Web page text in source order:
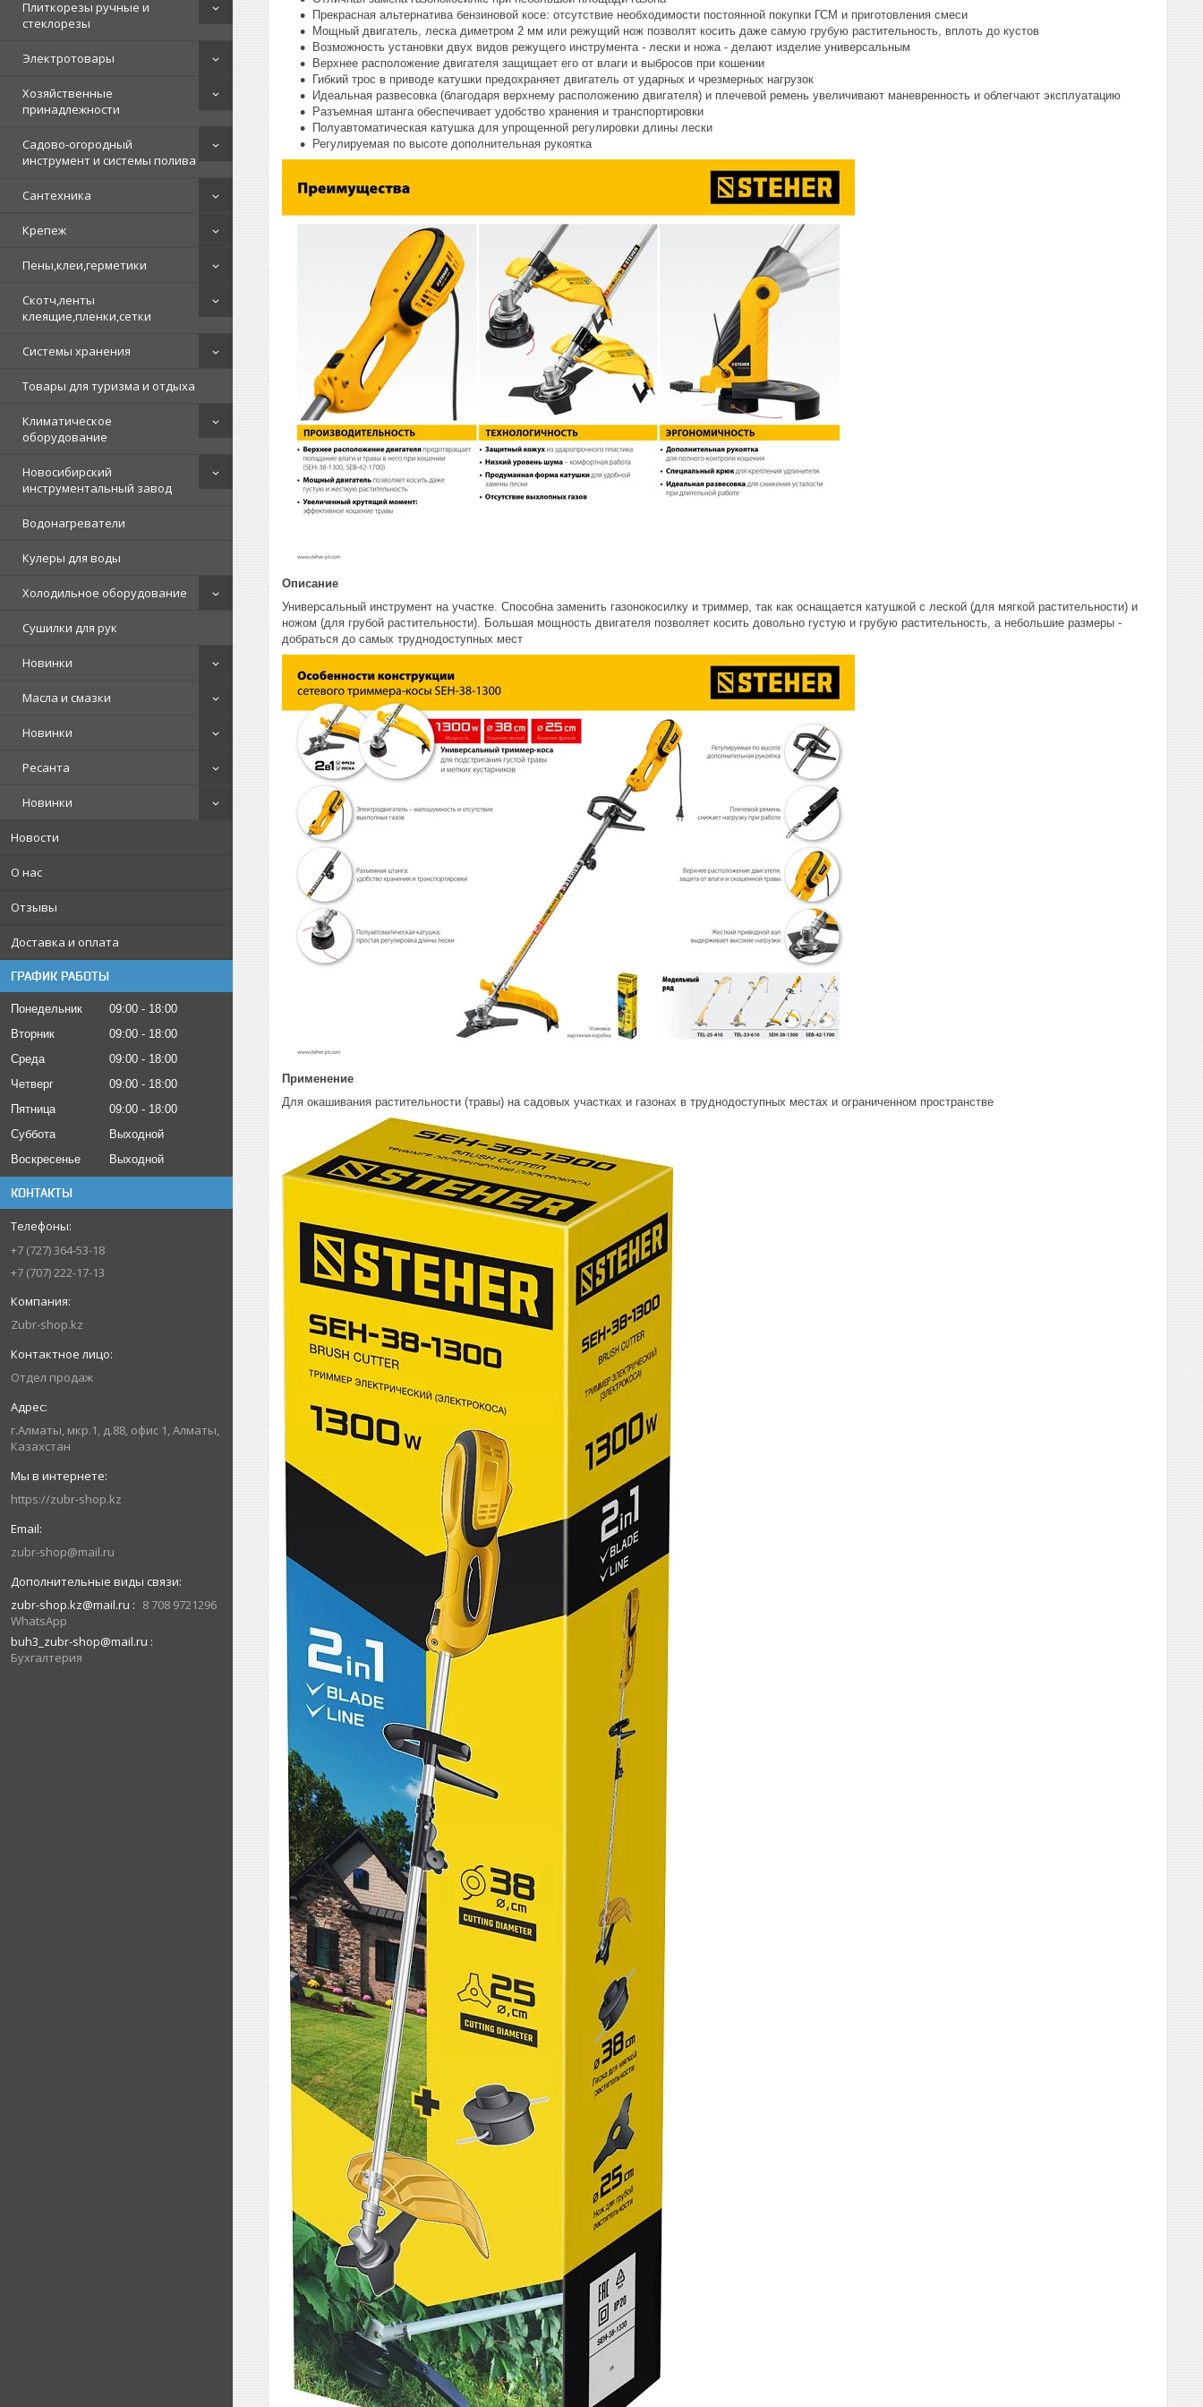
Плиткорезы ручные и
стеклорезы
Электротовары
Хозяйственные
принадлежности
Садово-огородный
инструмент и системы полива
Сантехника
Крепеж
Пены,клеи,герметики
Скотч,ленты
клеящие,пленки,сетки
Системы хранения
Товары для туризма и отдыха
Климатическое
оборудование
Новосибирский
инструментальный завод
Водонагреватели
Кулеры для воды
Холодильное оборудование
Сушилки для рук
Новинки
Масла и смазки
Новинки
Ресанта
Новинки
Новости
О нас
Отзывы
Доставка и оплата
ГРАФИК РАБОТЫ
Понедельник 09:00
18:00
Вторник
09:00
18:00
Среда
09:00
18:00
Четверг
09:00
18:00
Пятница
09:00
18:00
Суббота
Выходной
Воскресенье
Выходной
КОНТАКТЫ
+7 (727) 364-53-18
+7 (707) 222-17-13
Zubr-shop.kz
Отдел продаж
г.Алматы, мкр.1, д.88, офис 1, Алматы,
Казахстан
https://zubr-shop.kz
zubr-shop@mail.ru
zubr-shop.kz@mail.ru
8 708 9721296
WhatsApp
buh3_zubr-shop@mail.ru
Бухгалтерия
Прекрасная альтернатива бензиновой косе: отсутствие необходимости постоянной покупки ГСМ и приготовления смеси
Мощный двигатель, леска диметром 2 мм или режущий нож позволят косить даже самую грубую растительность, вплоть до кустов
Возможность установки двух видов режущего инструмента - лески и ножа - делают изделие универсальным
Верхнее расположение двигателя защищает его от влаги и выбросов при кошении
Гибкий трос в приводе катушки предохраняет двигатель от ударных и чрезмерных нагрузок
Идеальная развесовка (благодаря верхнему расположению двигателя) и плечевой ремень увеличивают маневренность и облегчают эксплуатацию
Разъемная штанга обеспечивает удобство хранения и транспортировки
Полуавтоматическая катушка для упрощенной регулировки длины лески
Регулируемая по высоте дополнительная рукоятка
Описание
Универсальный инструмент на участке. Способна заменить газонокосилку и триммер, так как оснащается катушкой с леской (для мягкой растительности) и
ножом (для грубой растительности). Большая мощность двигателя позволяет косить довольно густую и грубую растительность, а небольшие размеры -
добраться до самых труднодоступных мест
Применение
Для окашивания растительности (травы) на садовых участках и газонах в труднодоступных местах и ограниченном пространстве